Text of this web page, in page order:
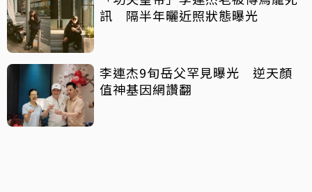
訊 隔半年曬近照狀態曝光
李連杰9旬岳父罕見曝光 逆天顏
值神基因網讚翻